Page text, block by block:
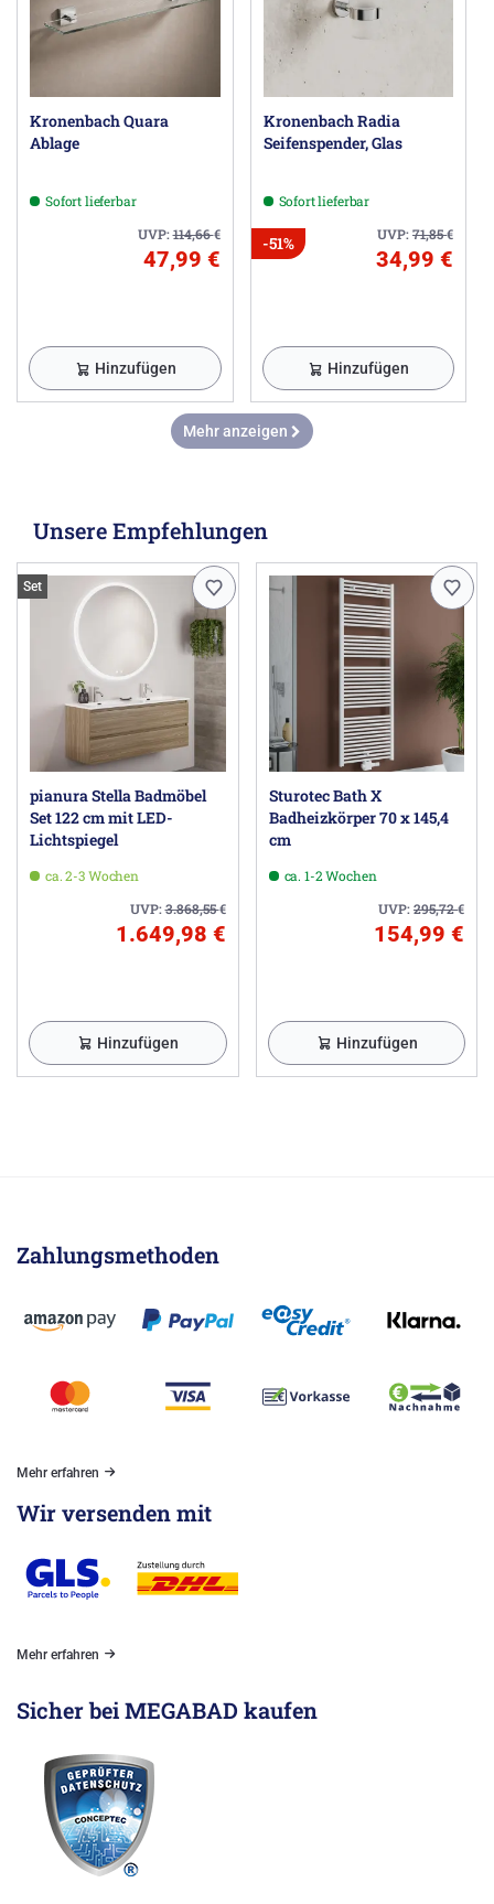
Kronenbach Quara
Ablage
Sofort lieferbar
UVP:114,66€
47,99 €
Hinzufügen
Kronenbach Radia
Seifenspender, Glas
Sofort lieferbar
UVP:71,85€
-51%
34,99 €
Hinzufügen
Mehr anzeigen
Unsere Empfehlungen
Set
pianura Stella Badmöbel
Set 122 cm mit LED-
Lichtspiegel
ca. 2-3 Wochen
UVP:3.868,55€
1.649,98 €
Hinzufügen
Sturotec Bath X
Badheizkörper 70 x 145,4
cm
ca. 1-2 Wochen
UVP:295,72€
154,99 €
Hinzufügen
Zahlungsmethoden
Mehr erfahren
Wir versenden mit
Mehr erfahren
Sicher bei MEGABAD kaufen